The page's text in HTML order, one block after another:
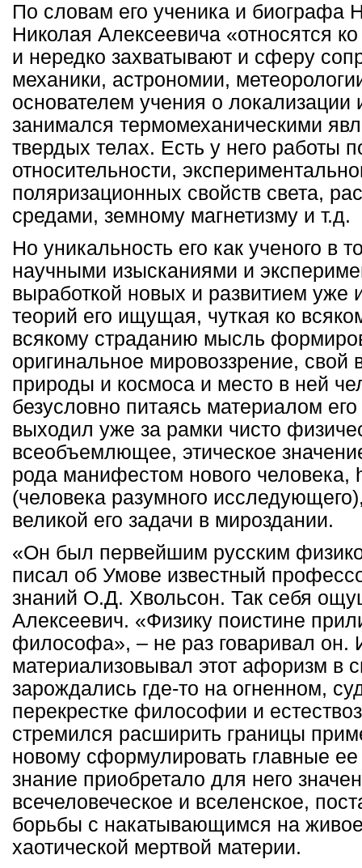
По словам его ученика и биографа
Николая Алексеевича «относятся
и нередко захватывают и сферу
механики, астрономии,
основателем учения о локализации
занимался термомеханическими
твердых телах. Есть у него работы
относительности,
поляризационных свойств света,
средами, земному магнетизму и т.д.
Но уникальность его как ученого в
научными изысканиями и
выработкой новых и развитием уже
теорий его ищущая, чуткая ко
всякому страданию мысль
оригинальное мировоззрение, свой
природы и космоса и место в ней
безусловно питаясь материалом
выходил уже за рамки чисто
всеобъемлющее, этическое
рода манифестом нового человека,
(человека разумного
великой его задачи в мироздании.
«Он был первейшим русским
писал об Умове известный
знаний О.Д. Хвольсон. Так себя
Алексеевич. «Физику поистине
философа», – не раз говаривал он.
материализовывал этот афоризм в
зарождались где-то на огненном,
перекрестке философии и
стремился расширить границы
новому сформулировать главные
знание приобретало для него
всечеловеческое и вселенское,
борьбы с накатывающимся на
хаотической мертвой материи.